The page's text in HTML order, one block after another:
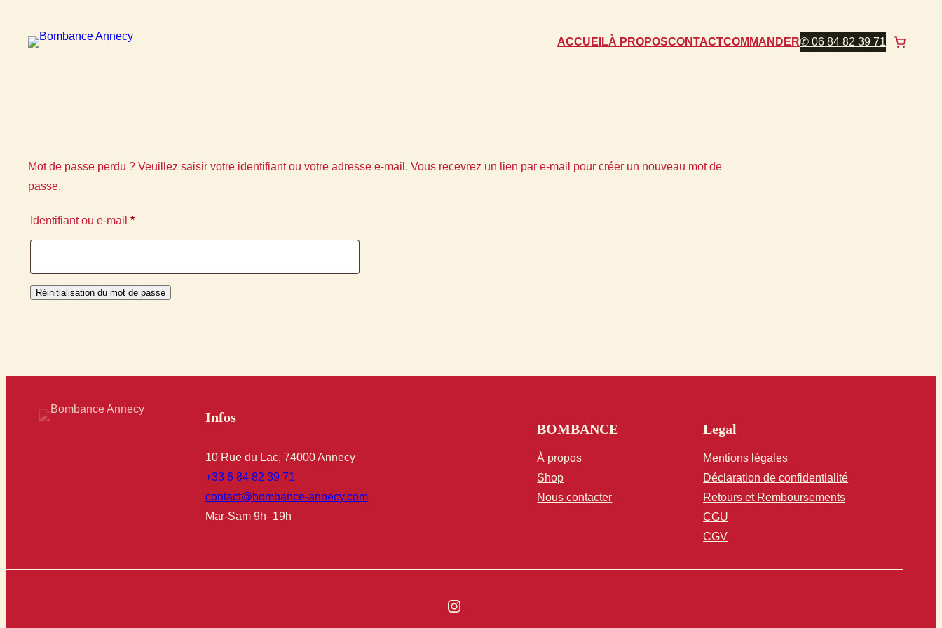
ACCUEILÀ PROPOSCONTACTCOMMANDER✆ 06 84 82 39 71
Mot de passe perdu ? Veuillez saisir votre identifiant ou votre adresse e-mail. Vous recevrez un lien par e-mail pour créer un nouveau mot de
passe.
Identifiant ou e-mail *Obligatoire
Réinitialisation du mot de passe
Infos
10 Rue du Lac, 74000 Annecy
+33 6 84 82 39 71
contact@bombance-annecy.com
Mar-Sam 9h–19h
BOMBANCE
À propos
Shop
Nous contacter
Legal
Mentions légales
Déclaration de confidentialité
Retours et Remboursements
CGU
CGV
Instagram